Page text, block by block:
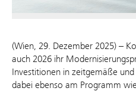
(Wien, 29. Dezember 2025) –
auch 2026 ihr
Investitionen in zeitgemäße
dabei ebenso am Programm